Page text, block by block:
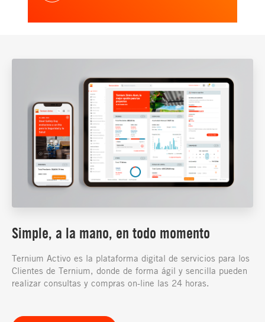
Simple, a la mano, en todo momento
Ternium Activo es la plataforma digital de servicios para los
Clientes de Ternium, donde de forma ágil y sencilla pueden
realizar consultas y compras on-line las 24 horas.